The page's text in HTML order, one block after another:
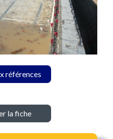
références
la fiche